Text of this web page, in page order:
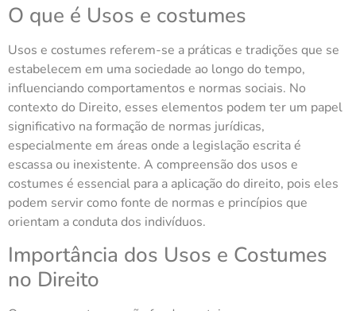
O que é Usos e costumes
Usos e costumes referem-se a práticas e tradições que se
estabelecem em uma sociedade ao longo do tempo,
influenciando comportamentos e normas sociais. No
contexto do Direito, esses elementos podem ter um papel
significativo na formação de normas jurídicas,
especialmente em áreas onde a legislação escrita é
escassa ou inexistente. A compreensão dos usos e
costumes é essencial para a aplicação do direito, pois eles
podem servir como fonte de normas e princípios que
orientam a conduta dos indivíduos.
Importância dos Usos e Costumes
no Direito